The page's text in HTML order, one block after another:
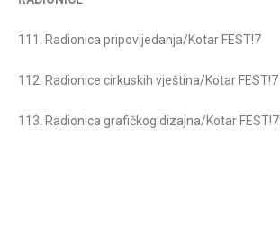
111. Radionica pripovijedanja/Kotar FEST!7
112. Radionice cirkuskih vještina/Kotar FEST!7
113. Radionica grafičkog dizajna/Kotar FEST!7